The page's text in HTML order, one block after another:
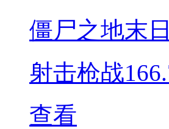
僵尸之地末
射击枪战
查看